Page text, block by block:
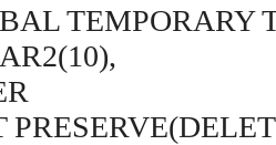
TEMPORARY